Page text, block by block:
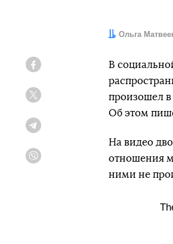
Автор:
Ольга
В
произошел
Об этом
На видео
отношения
ними не